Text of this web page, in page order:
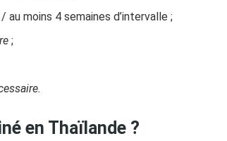
/ au moins 4 semaines d’intervalle ;
;
en Thaïlande ?